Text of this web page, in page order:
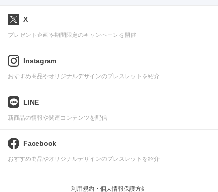
X
プレゼント企画や期間限定のキャンペーンを開催
Instagram
おすすめ商品やオリジナルデザインのブレスレットを紹介
LINE
新商品の情報や関連コンテンツを配信
Facebook
おすすめ商品やオリジナルデザインのブレスレットを紹介
利用規約・個人情報保護方針